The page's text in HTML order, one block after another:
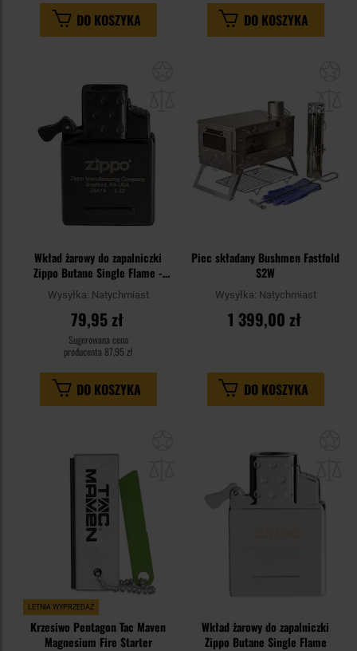
DO KOSZYKA DO KOSZYKA
Wkład żarowy do zapalniczki
Zippo Butane Single Flame -
Black
Wysyłka: Natychmiast
79,95 zł
Sugerowana cena
producenta 87,95 zł
DO KOSZYKA
Piec składany Bushmen Fastfold
S2W
Wysyłka: Natychmiast
1 399,00 zł
DO KOSZYKA
LETNIA WYPRZEDAŻ
Krzesiwo Pentagon Tac Maven
Magnesium Fire Starter
Wkład żarowy do zapalniczki
Zippo Butane Single Flame